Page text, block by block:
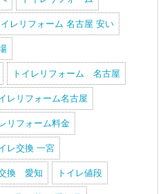
イレリフォーム 名古屋 安い
トイレリフォーム 名古屋
レリフォーム名古屋
リフォーム料金
レ交換 一宮
換 愛知 トイレ値段